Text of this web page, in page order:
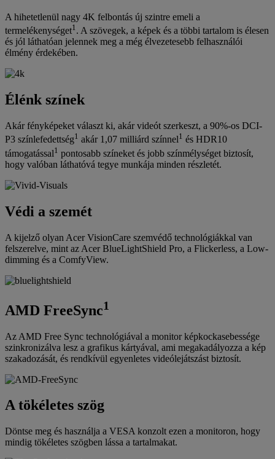
A hihetetlenül nagy 4K felbontás új szintre emeli a
termelékenységet1. A szövegek, a képek és a többi tartalom is élesen
és jól láthatóan jelennek meg a még élvezetesebb felhasználói
élmény érdekében.
Élénk színek
Akár fényképeket választ ki, akár videót szerkeszt, a 90%-os DCI-
P3 színlefedettség1 akár 1,07 milliárd színnel1 és HDR10
támogatással1 pontosabb színeket és jobb színmélységet biztosít,
hogy valóban láthatóvá tegye munkája minden részletét.
Védi a szemét
A kijelző olyan Acer VisionCare szemvédő technológiákkal van
felszerelve, mint az Acer BlueLightShield Pro, a Flickerless, a Low-
dimming és a ComfyView.
AMD FreeSync1
Az AMD Free Sync technológiával a monitor képkockasebessége
szinkronizálva lesz a grafikus kártyával, ami megakadályozza a kép
szakadozását, és rendkívül egyenletes videólejátszást biztosít.
A tökéletes szög
Döntse meg és használja a VESA konzolt ezen a monitoron, hogy
mindig tökéletes szögben lássa a tartalmakat.